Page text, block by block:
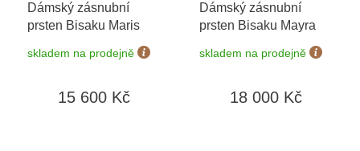
Dámský zásnubní
prsten Bisaku Maris
skladem na prodejně
15 600 Kč
Dámský zásnubní
prsten Bisaku Mayra
skladem na prodejně
18 000 Kč